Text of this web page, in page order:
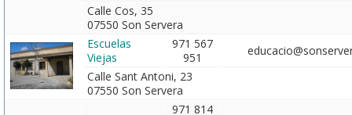
Calle Cos, 35
07550 Son Servera
Escuelas
Viejas
971 567
951
Calle Sant Antoni, 23
07550 Son Servera
971 814